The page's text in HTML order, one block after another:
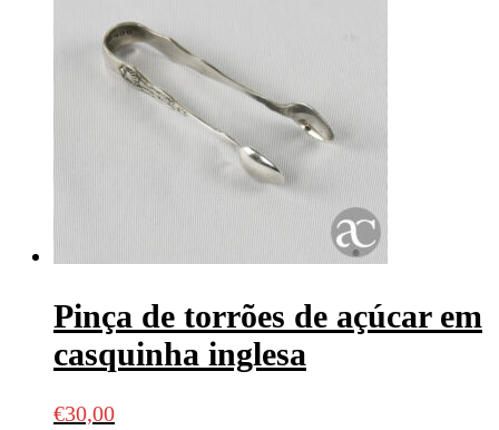
Pinça de torrões de açúcar em
casquinha inglesa
€30,00